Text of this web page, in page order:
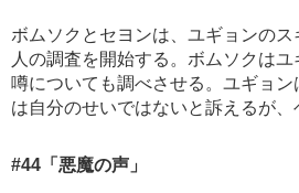
ボムソクとセヨンは、ユギョンの
人の調査を開始する。ボムソクはユ
噂についても調べさせる。ユギョ
は自分のせいではないと訴えるが、
#44 「悪魔の声」